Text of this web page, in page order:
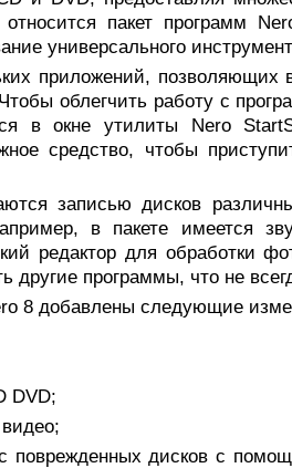
пакет программ
универсального
приложений, позволяющих
облегчить работу с
в окне утилиты Nero
средство, чтобы
записью дисков
в пакете имеется
редактор для обработки
другие программы, что не
8 добавлены следующие
DVD;
поврежденных дисков с